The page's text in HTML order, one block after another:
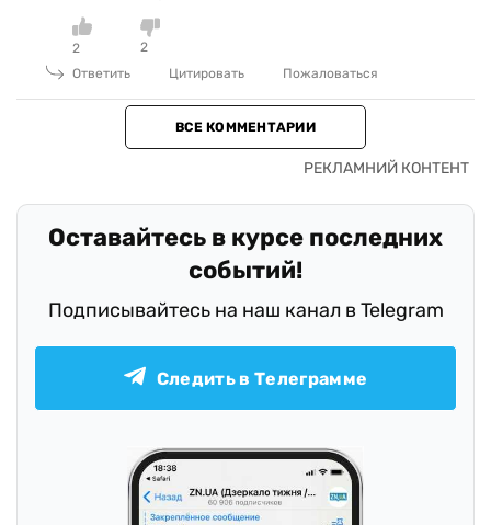
2
2
Ответить
Цитировать Пожаловаться
ВСЕ КОММЕНТАРИИ
Оставайтесь в курсе последних
событий!
Подписывайтесь на наш канал в Telegram
Следить в Телеграмме